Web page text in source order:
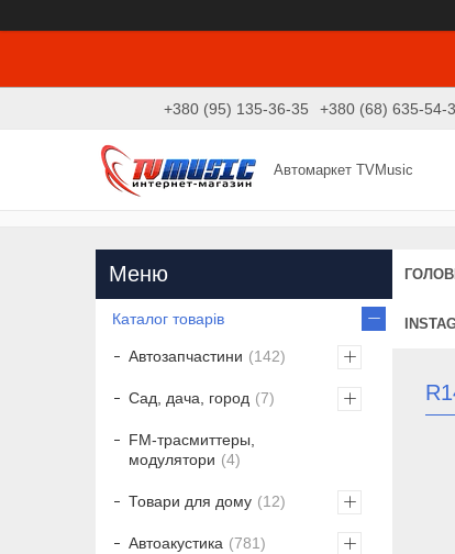
+380 (95) 135-36-35 +380 (68) 635-54-
Автомаркет TVMusic
Каталог товарів
Автозапчастини 142
Сад, дача, город 7
FM-трасмиттеры,
модулятори
4
Товари для дому 12
Автоакустика 781